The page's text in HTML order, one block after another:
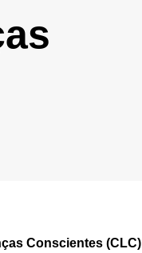
Conscientes (CLC)